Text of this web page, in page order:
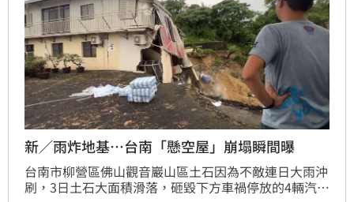
新／雨炸地基⋯台南「懸空屋」崩塌瞬間曝
台南市柳營區佛山觀音巖山區土石因為不敵連日大雨沖
刷，3日土石大面積滑落，砸毀下方車禍停放的4輛汽機